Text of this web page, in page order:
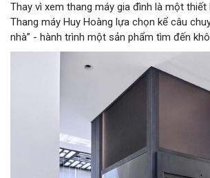
Thay vì xem thang máy gia đình là một thiết
Thang máy Huy Hoàng lựa chọn kể câu
nhà” - hành trình một sản phẩm tìm đến
trở thành một phần của kiến trúc, đời sống